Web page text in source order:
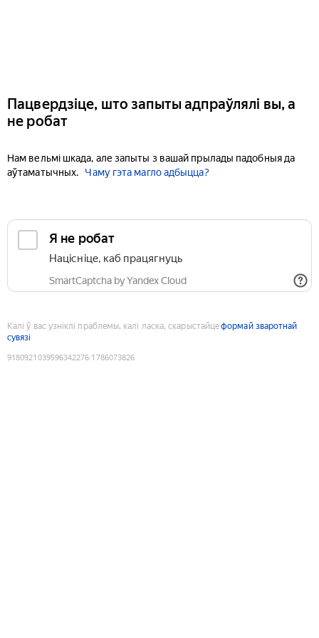
Пацвердзіце, што запыты адпраўлялі вы, а
не робат
Нам вельмі шкада, але запыты з вашай прылады падобныя да
аўтаматычных.
Чаму гэта магло адбыцца?
Я не робат
Націсніце, каб працягнуць
SmartCaptcha by Yandex Cloud
Калі ў вас узніклі праблемы, калі ласка, скарыстайцеформай зваротнай
сувязі
9180921039596342276:1786073826